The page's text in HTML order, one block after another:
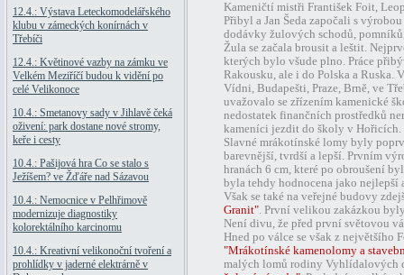
12.4.: Výstava Leteckomodelářského
klubu v zámeckých konírnách v
Třebíči
12.4.: Květinové vazby na zámku ve
Velkém Meziříčí budou k vidění po
celé Velikonoce
10.4.: Smetanovy sady v Jihlavě čeká
oživení: park dostane nové stromy,
keře i cesty
10.4.: Pašijová hra Co se stalo s
Ježíšem? ve Žďáře nad Sázavou
10.4.: Nemocnice v Pelhřimově
modernizuje diagnostiky
kolorektálního karcinomu
10.4.: Kreativní velikonoční tvoření a
prohlídky v jaderné elektrárně v
Kameničtí mistři František Foit,
Přibyl a Jan Šeda započali s
dodávky žulových schodů,
Žula se začala brousit a leštit.
kterých bylo všude plno. Práce
Rakousku, ale i do Polska a Ruska.
Vídni, Budapešti, Praze, Brně, ve
uvažovalo se zřízením kamenické
nedostatek finančních prostředků
kameníci jezdit do školy v
Slavné mrákotínské lomy byly
barevnější, tvrdší a lepší. Prvním
hranách 6 cm, které po obroušení
byla tehdy hodnocena jako nejlepší
Však se také na veřejné budovy
Granit". První velikou zakázkou
Není divu, že před první světovou
Hned po válce se však z největšího
"Mrákotínské kamenolomy a
malých lomů rodiny Vyhlídalových